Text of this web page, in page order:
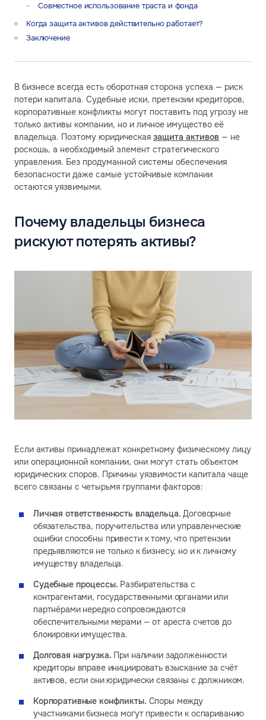
Совместное использование траста и фонда
Когда защита активов действительно работает?
Заключение
В бизнесе всегда есть оборотная сторона успеха — риск
потери капитала. Судебные иски, претензии кредиторов,
корпоративные конфликты могут поставить под угрозу не
только активы компании, но и личное имущество её
владельца. Поэтому юридическая защита активов — не
роскошь, а необходимый элемент стратегического
управления. Без продуманной системы обеспечения
безопасности даже самые устойчивые компании
остаются уязвимыми.
Почему владельцы бизнеса
рискуют потерять активы?
Если активы принадлежат конкретному физическому лицу
или операционной компании, они могут стать объектом
юридических споров. Причины уязвимости капитала чаще
всего связаны с четырьмя группами факторов:
Личная ответственность владельца. Договорные
обязательства, поручительства или управленческие
ошибки способны привести к тому, что претензии
предъявляются не только к бизнесу, но и к личному
имуществу владельца.
Судебные процессы. Разбирательства с
контрагентами, государственными органами или
партнёрами нередко сопровождаются
обеспечительными мерами — от ареста счетов до
блокировки имущества.
Долговая нагрузка. При наличии задолженности
кредиторы вправе инициировать взыскание за счёт
активов, если они юридически связаны с должником.
Корпоративные конфликты. Споры между
участниками бизнеса могут привести к оспариванию